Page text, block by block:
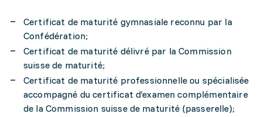
Certificat de maturité gymnasiale reconnu par la
Confédération;
Certificat de maturité délivré par la Commission
suisse de maturité;
Certificat de maturité professionnelle ou spécialisée
accompagné du certificat d’examen complémentaire
de la Commission suisse de maturité (passerelle);